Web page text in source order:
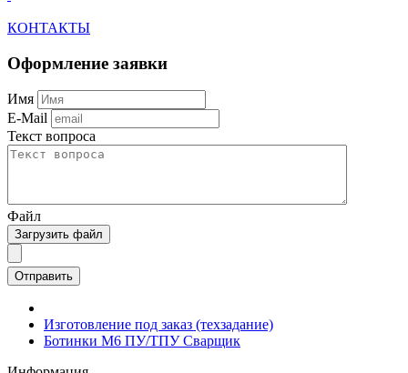
КОНТАКТЫ
Оформление заявки
Имя
E-Mail
Текст вопроса
Файл
Загрузить файл
Отправить
Изготовление под заказ (техзадание)
Ботинки М6 ПУ/ТПУ Сварщик